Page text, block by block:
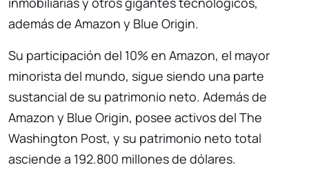
además de Amazon y Blue Origin.
Su participación del 10% en Amazon, el mayor
minorista del mundo, sigue siendo una parte
sustancial de su patrimonio neto. Además de
Amazon y Blue Origin, posee activos del The
Washington Post, y su patrimonio neto total
asciende a 192.800 millones de dólares.